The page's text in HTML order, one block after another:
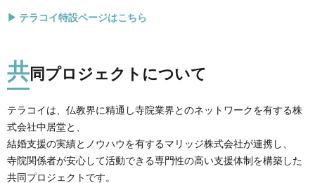
▶ テラコイ特設ページはこちら
共同プロジェクトについて
テラコイは、仏教界に精通し寺院業界とのネットワークを有する株
式会社中居堂と、
結婚支援の実績とノウハウを有するマリッジ株式会社が連携し、
寺院関係者が安心して活動できる専門性の高い支援体制を構築した
共同プロジェクトです。